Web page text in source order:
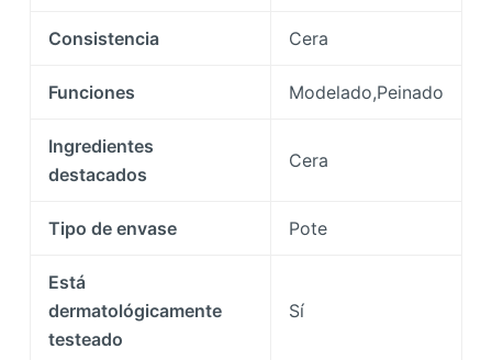
Consistencia Cera
Funciones Modelado,Peinado
Ingredientes
destacados
Cera
Tipo de envase Pote
Está
dermatológicamente
testeado
Sí